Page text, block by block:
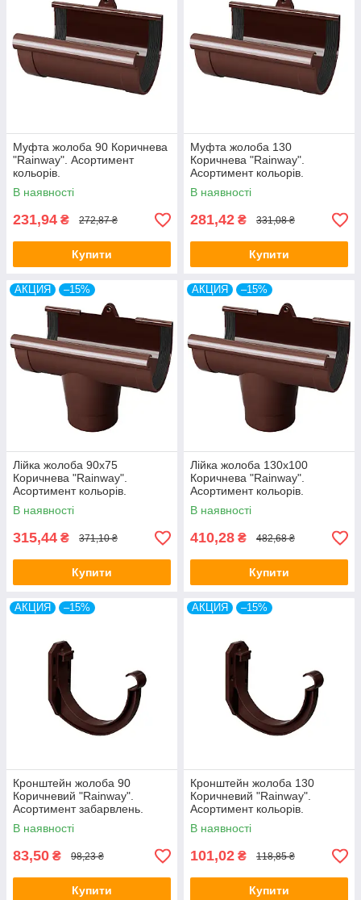
Муфта жолоба 90 Коричнева
"Rainway". Асортимент
кольорів.
В наявності
231,94 ₴ 272,87 ₴
Купити
Муфта жолоба 130
Коричнева "Rainway".
Асортимент кольорів.
В наявності
281,42 ₴ 331,08 ₴
Купити
АКЦИЯ –15%
Лійка жолоба 90х75
Коричнева "Rainway".
Асортимент кольорів.
В наявності
315,44 ₴ 371,10 ₴
Купити
АКЦИЯ –15%
Лійка жолоба 130х100
Коричнева "Rainway".
Асортимент кольорів.
В наявності
410,28 ₴ 482,68 ₴
Купити
АКЦИЯ –15%
Кронштейн жолоба 90
Коричневий "Rainway".
Асортимент забарвлень.
В наявності
83,50 ₴ 98,23 ₴
Купити
АКЦИЯ –15%
Кронштейн жолоба 130
Коричневий "Rainway".
Асортимент кольорів.
В наявності
101,02 ₴ 118,85 ₴
Купити